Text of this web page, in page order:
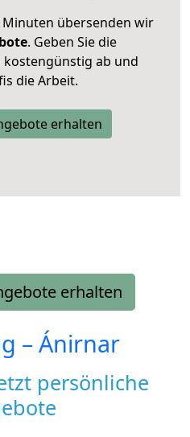
Minuten übersenden wir
. Geben Sie die
ab und
die Arbeit.
erhalten
erhalten
–Ánirnar
persönliche